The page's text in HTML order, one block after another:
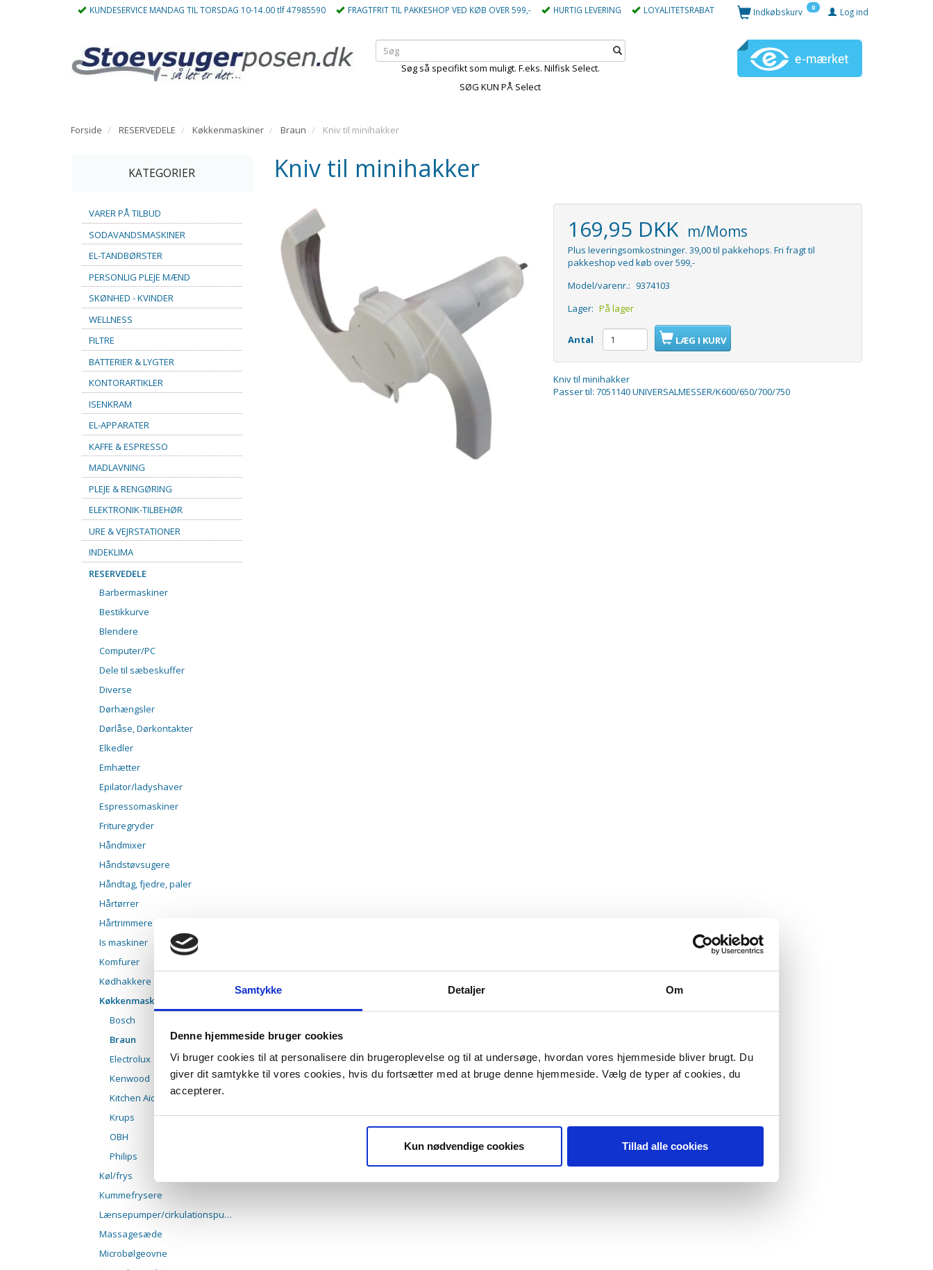
Samtykke Detaljer Om
Denne hjemmeside bruger cookies
Vi bruger cookies til at personalisere din brugeroplevelse og til at undersøge, hvordan vores hjemmeside bliver brugt. Du
giver dit samtykke til vores cookies, hvis du fortsætter med at bruge denne hjemmeside. Vælg de typer af cookies, du
accepterer.
Kun nødvendige cookies Tillad alle cookies
KUNDESERVICE MANDAG TIL TORSDAG 10-14.00 tlf 47985590 FRAGTFRIT TIL PAKKESHOP VED KØB OVER 599,- HURTIG LEVERING LOYALITETSRABAT Log ind
Indkøbskurv 0
Søg så specifikt som muligt. F.eks. Nilfisk Select.
SØG KUN PÅ Select
Forside RESERVEDELE Køkkenmaskiner Braun Kniv til minihakker
KATEGORIER
VARER PÅ TILBUD
SODAVANDSMASKINER
EL-TANDBØRSTER
PERSONLIG PLEJE MÆND
SKØNHED - KVINDER
WELLNESS
FILTRE
BATTERIER & LYGTER
KONTORARTIKLER
ISENKRAM
EL-APPARATER
KAFFE & ESPRESSO
MADLAVNING
PLEJE & RENGØRING
ELEKTRONIK-TILBEHØR
URE & VEJRSTATIONER
INDEKLIMA
RESERVEDELE
Barbermaskiner
Bestikkurve
Blendere
Computer/PC
Dele til sæbeskuffer
Diverse
Dørhængsler
Dørlåse, Dørkontakter
Elkedler
Emhætter
Epilator/ladyshaver
Espressomaskiner
Frituregryder
Håndmixer
Håndstøvsugere
Håndtag, fjedre, paler
Hårtørrer
Hårtrimmere
Is maskiner
Komfurer
Kødhakkere
Køkkenmaskiner
Bosch
Braun
Electrolux
Kenwood
Kitchen Aid
Krups
OBH
Philips
Køl/frys
Kummefrysere
Lænsepumper/cirkulationspumper
Massagesæde
Microbølgeovne
Kniv til minihakker
169,95 DKK m/Moms
Plus leveringsomkostninger. 39,00 til pakkehops. Fri fragt til
pakkeshop ved køb over 599,-
Model/varenr.: 9374103
Lager: På lager
Antal LÆG I KURV
Kniv til minihakker
Passer til: 7051140 UNIVERSALMESSER/K600/650/700/750